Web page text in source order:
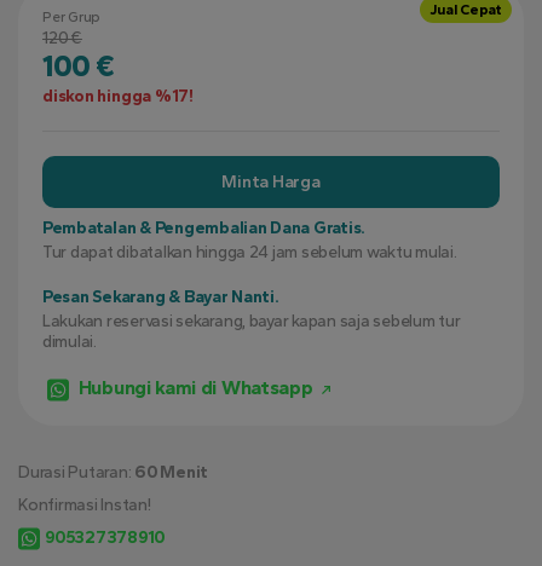
Per Grup
120 €
100 €
diskon hingga %17!
Jual Cepat
Minta Harga
Pembatalan & Pengembalian Dana Gratis.
Tur dapat dibatalkan hingga 24 jam sebelum waktu mulai.
Pesan Sekarang & Bayar Nanti.
Lakukan reservasi sekarang, bayar kapan saja sebelum tur
dimulai.
Hubungi kami di Whatsapp
Durasi Putaran: 60 Menit
Konfirmasi Instan!
905327378910